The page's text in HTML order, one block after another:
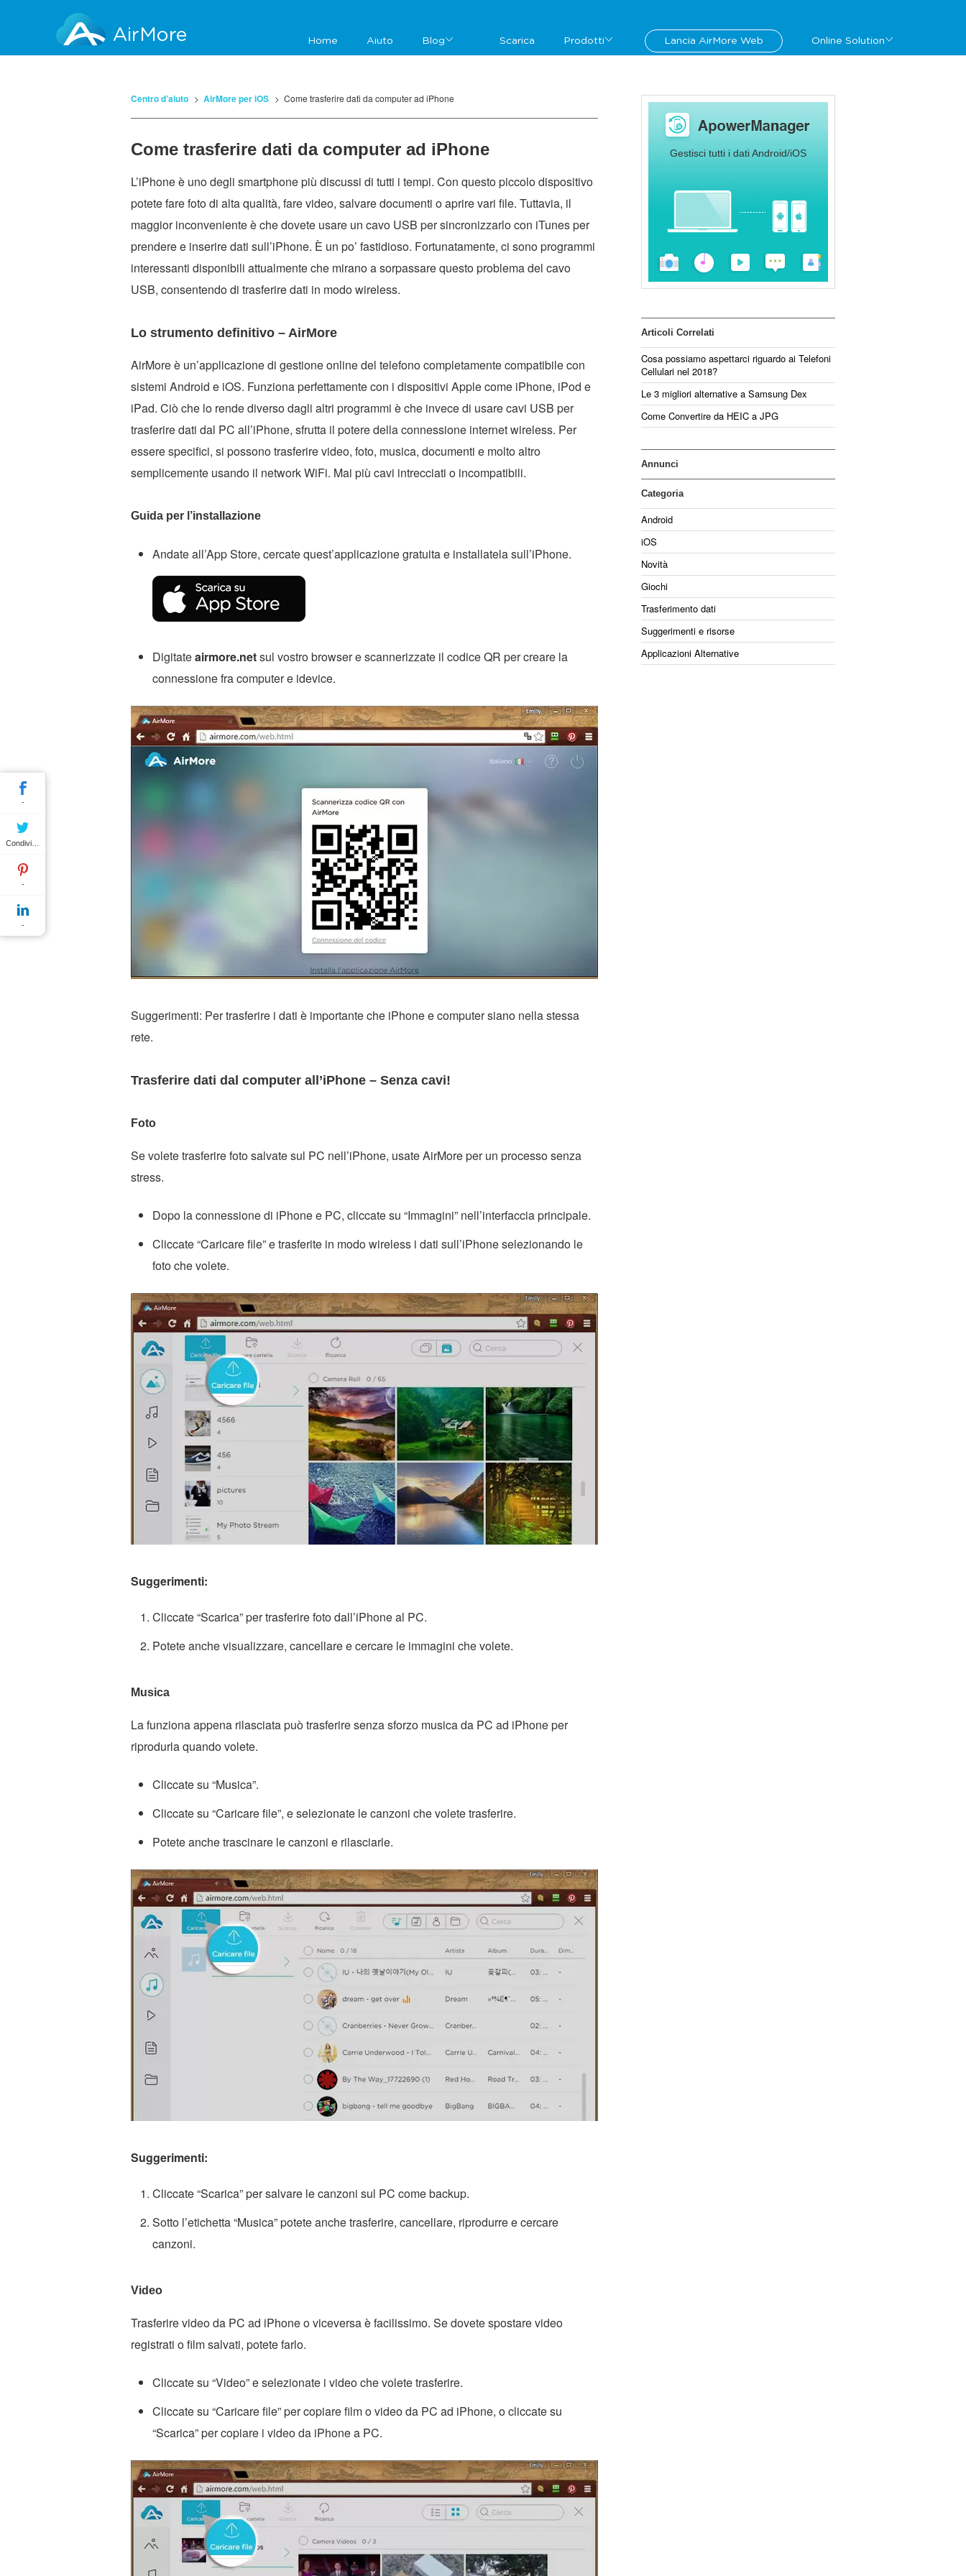
AirMore Home Aiuto Blog Scarica Prodotti Lancia AirMore Web Online Solution
Centro d’aiuto AirMore per iOS Come trasferire dati da computer ad iPhone
Come trasferire dati da computer ad iPhone
L’iPhone è uno degli smartphone più discussi di tutti i tempi. Con questo piccolo dispositivo
potete fare foto di alta qualità, fare video, salvare documenti o aprire vari file. Tuttavia, il
maggior inconveniente è che dovete usare un cavo USB per sincronizzarlo con iTunes per
prendere e inserire dati sull’iPhone. È un po’ fastidioso. Fortunatamente, ci sono programmi
interessanti disponibili attualmente che mirano a sorpassare questo problema del cavo
USB, consentendo di trasferire dati in modo wireless.
Lo strumento definitivo – AirMore
AirMore è un’applicazione di gestione online del telefono completamente compatibile con
sistemi Android e iOS. Funziona perfettamente con i dispositivi Apple come iPhone, iPod e
iPad. Ciò che lo rende diverso dagli altri programmi è che invece di usare cavi USB per
trasferire dati dal PC all’iPhone, sfrutta il potere della connessione internet wireless. Per
essere specifici, si possono trasferire video, foto, musica, documenti e molto altro
semplicemente usando il network WiFi. Mai più cavi intrecciati o incompatibili.
Guida per l’installazione
Andate all’App Store, cercate quest’applicazione gratuita e installatela sull’iPhone.
Digitateairmore.netsul vostro browser e scannerizzate il codice QR per creare la
connessione fra computer e idevice.
Suggerimenti: Per trasferire i dati è importante che iPhone e computer siano nella stessa
rete.
Trasferire dati dal computer all’iPhone – Senza cavi!
Foto
Se volete trasferire foto salvate sul PC nell’iPhone, usate AirMore per un processo senza
stress.
Dopo la connessione di iPhone e PC, cliccate su “Immagini” nell’interfaccia principale.
Cliccate “Caricare file” e trasferite in modo wireless i dati sull’iPhone selezionando le
foto che volete.
Suggerimenti:
Cliccate “Scarica” per trasferire foto dall’iPhone al PC.
Potete anche visualizzare, cancellare e cercare le immagini che volete.
Musica
La funziona appena rilasciata può trasferire senza sforzo musica da PC ad iPhone per
riprodurla quando volete.
Cliccate su “Musica”.
Cliccate su “Caricare file”, e selezionate le canzoni che volete trasferire.
Potete anche trascinare le canzoni e rilasciarle.
Suggerimenti:
Cliccate “Scarica” per salvare le canzoni sul PC come backup.
Sotto l’etichetta “Musica” potete anche trasferire, cancellare, riprodurre e cercare
canzoni.
Video
Trasferire video da PC ad iPhone o viceversa è facilissimo. Se dovete spostare video
registrati o film salvati, potete farlo.
Cliccate su “Video” e selezionate i video che volete trasferire.
Cliccate su “Caricare file” per copiare film o video da PC ad iPhone, o cliccate su
“Scarica” per copiare i video da iPhone a PC.
Gestisci tutti i dati Android/iOS
Articoli Correlati
Cosa possiamo aspettarci riguardo ai Telefoni
Cellulari nel 2018?
Le 3 migliori alternative a Samsung Dex
Come Convertire da HEIC a JPG
Annunci
Categoria
Android
iOS
Novità
Giochi
Trasferimento dati
Suggerimenti e risorse
Applicazioni Alternative
-
-
-